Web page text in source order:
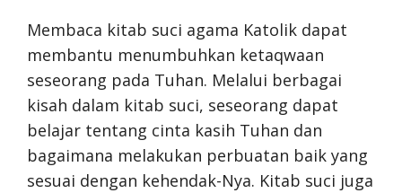
Membaca kitab suci agama Katolik dapat
membantu menumbuhkan ketaqwaan
seseorang pada Tuhan. Melalui berbagai
kisah dalam kitab suci, seseorang dapat
belajar tentang cinta kasih Tuhan dan
bagaimana melakukan perbuatan baik yang
sesuai dengan kehendak-Nya. Kitab suci juga